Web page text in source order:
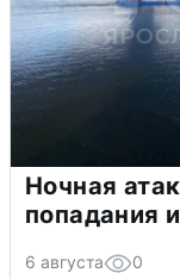
Ночная
попадания
6 августа 0